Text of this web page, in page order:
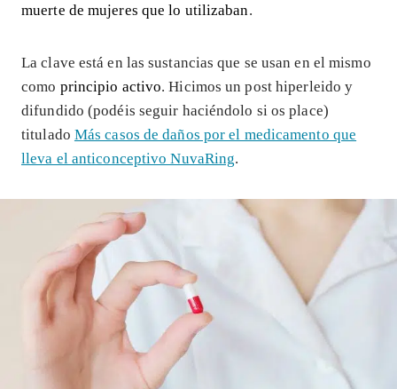
muerte de mujeres que lo utilizaban.
La clave está en las sustancias que se usan en el mismo
como principio activo. Hicimos un post hiperleido y
difundido (podéis seguir haciéndolo si os place)
titulado Más casos de daños por el medicamento que
lleva el anticonceptivo NuvaRing.